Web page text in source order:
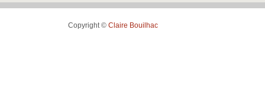
Copyright © Claire Bouilhac